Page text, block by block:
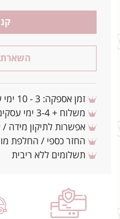
השארת
זמן אספקה: 3 - 10 ימי עסקים מאישור העסקה
משלוח + 3-4 ימי עסקים(צריכים לפני ? צרו איתנו קשר)
אפשרות לתיקון מידה /
החזר כספי / החלפת מוצר
תשלומים ללא ריבית